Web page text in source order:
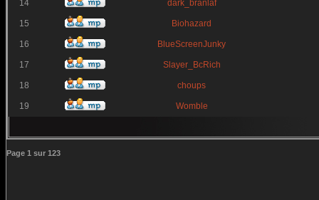
14 dark_branlaf
15 Biohazard
16 BlueScreenJunky
17 Slayer_BcRich
18 choups
19 Womble
Page 1 sur 123